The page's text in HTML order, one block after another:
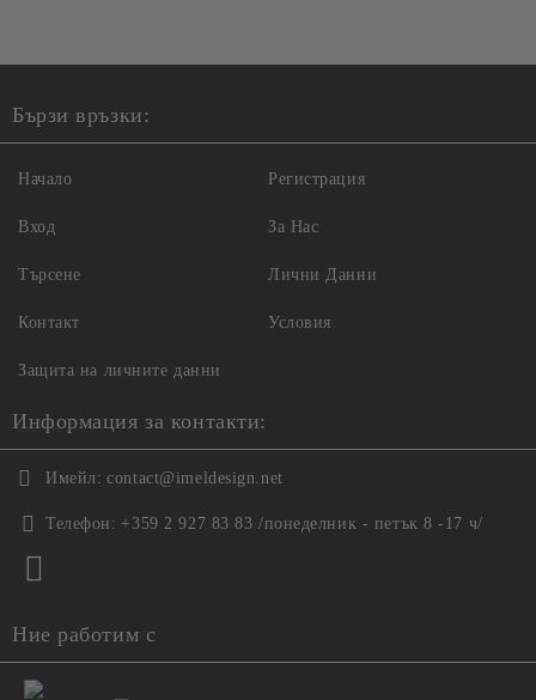
Бързи връзки:
Начало
Вход
Търсене
Контакт
Регистрация
За Нас
Лични Данни
Условия
Защита на личните данни
Информация за контакти:
Имейл: contact@imeldesign.net
Телефон: +359 2 927 83 83 /понеделник - петък 8 -17 ч/
Ние работим с